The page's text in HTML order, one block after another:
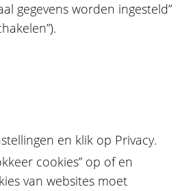
gegevens worden ingesteld”
en klik op Privacy.
cookies” op of en
van websites moet